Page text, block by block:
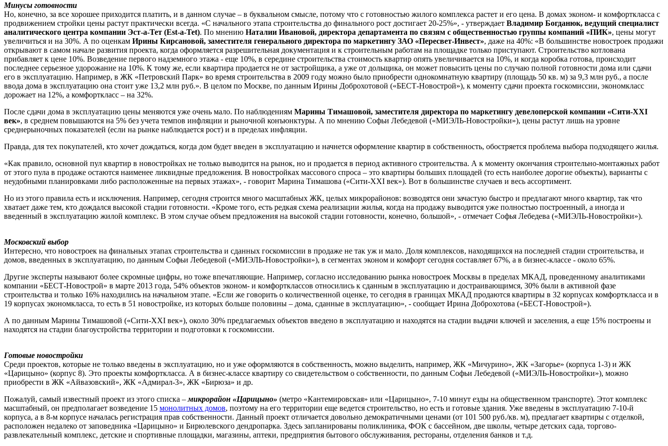
Минусы готовности
Но, конечно, за все хорошее приходится платить, и в данном случае – в буквальном смысле, потому что с готовностью жилого комплекса растет и его цена. В домах эконом- и комфорткласса с
продвижением стройки цены растут практически всегда. «С начального этапа строительства до финального рост достигает 20-25%», - утверждает Владимир Богданюк, ведущий специалист
аналитического центра компании Эст-а-Тет (Est-a-Tet). По мнению Наталии Ивановой, директора департамента по связям с общественностью группы компаний «ПИК», цены могут
увеличиться и на 30%. А по оценкам Ирины Кирсановой, заместителя генерального директора по маркетингу ЗАО «Пересвет-Инвест», даже на 40%: «В большинстве новостроек продажи
открывают в самом начале развития проекта, когда оформляется разрешительная документация и к строительным работам на площадке только приступают. Строительство котлована
прибавляет к цене 10%. Возведение первого надземного этажа - еще 10%, в середине строительства стоимость квартир опять увеличивается на 10%, и когда коробка готова, происходит
последнее серьезное удорожание на 10%. К тому же, если квартира продается не от застройщика, а уже от дольщика, он может повысить цены по случаю полной готовности дома или сдачи
его в эксплуатацию. Например, в ЖК «Петровский Парк» во время строительства в 2009 году можно было приобрести однокомнатную квартиру (площадь 50 кв. м) за 9,3 млн руб., а после
ввода дома в эксплуатацию она стоит уже 13,2 млн руб.». В целом по Москве, по данным Ирины Доброхотовой («БЕСТ-Новострой»), к моменту сдачи проекта госкомиссии, экономкласс
дорожает на 12%, а комфорткласс – на 32%.
После сдачи дома в эксплуатацию цены меняются уже очень мало. По наблюдениям Марины Тимашовой, заместителя директора по маркетингу девелоперской компании «Сити-XXI
век», в среднем повышаются на 5% без учета темпов инфляции и рыночной конъюнктуры. А по мнению Софьи Лебедевой («МИЭЛЬ-Новостройки»), цены растут лишь на уровне
среднерыночных показателей (если на рынке наблюдается рост) и в пределах инфляции.
Правда, для тех покупателей, кто хочет дождаться, когда дом будет введен в эксплуатацию и начнется оформление квартир в собственность, обостряется проблема выбора подходящего жилья.
«Как правило, основной пул квартир в новостройках не только выводится на рынок, но и продается в период активного строительства. А к моменту окончания строительно-монтажных работ
от этого пула в продаже остаются наименее ликвидные предложения. В новостройках массового спроса – это квартиры больших площадей (то есть наиболее дорогие объекты), варианты с
неудобными планировками либо расположенные на первых этажах», - говорит Марина Тимашова («Сити-XXI век»). Вот в большинстве случаев и весь ассортимент.
Но из этого правила есть и исключения. Например, сегодня строится много масштабных ЖК, целых микрорайонов: возводятся они зачастую быстро и предлагают много квартир, так что
хватает даже тем, кто дождался высокой стадии готовности. «Кроме того, есть редкая схема реализации жилья, когда на продажу выводится уже полностью построенный, а иногда и
введенный в эксплуатацию жилой комплекс. В этом случае объем предложения на высокой стадии готовности, конечно, большой», - отмечает Софья Лебедева («МИЭЛЬ-Новостройки»).
Московский выбор
Интересно, что новостроек на финальных этапах строительства и сданных госкомиссии в продаже не так уж и мало. Доля комплексов, находящихся на последней стадии строительства, и
домов, введенных в эксплуатацию, по данным Софьи Лебедевой («МИЭЛЬ-Новостройки»), в сегментах эконом и комфорт сегодня составляет 67%, а в бизнес-классе - около 65%.
Другие эксперты называют более скромные цифры, но тоже впечатляющие. Например, согласно исследованию рынка новостроек Москвы в пределах МКАД, проведенному аналитиками
компании «БЕСТ-Новострой» в марте 2013 года, 54% объектов эконом- и комфортклассов относились к сданным в эксплуатацию и достраивающимся, 30% были в активной фазе
строительства и только 16% находились на начальном этапе. «Если же говорить о количественной оценке, то сегодня в границах МКАД продаются квартиры в 32 корпусах комфорткласса и в
19 корпусах экономкласса, то есть в 51 новостройке, из которых больше половины – дома, сданные в эксплуатацию», - сообщает Ирина Доброхотова («БЕСТ-Новострой»).
А по данным Марины Тимашовой («Сити-XXI век»), около 30% предлагаемых объектов введено в эксплуатацию и находятся на стадии выдачи ключей и заселения, а еще 15% построены и
находятся на стадии благоустройства территории и подготовки к госкомиссии.
Готовые новостройки
Среди проектов, которые не только введены в эксплуатацию, но и уже оформляются в собственность, можно выделить, например, ЖК «Мичурино», ЖК «Загорье» (корпуса 1-3) и ЖК
«Царицыно» (корпус 8). Это проекты комфорткласса. А в бизнес-классе квартиру со свидетельством о собственности, по данным Софьи Лебедевой («МИЭЛЬ-Новостройки»), можно
приобрести в ЖК «Айвазовский», ЖК «Адмирал-3», ЖК «Бирюза» и др.
Пожалуй, самый известный проект из этого списка –микрорайон «Царицыно» (метро «Кантемировская» или «Царицыно», 7-10 минут езды на общественном транспорте). Этот комплекс
масштабный, он предполагает возведение 15 монолитных домов, поэтому на его территории еще ведется строительство, но есть и готовые здания. Уже введены в эксплуатацию 7-10-й
корпуса, а в 8-м корпусе началась регистрация прав собственности. Данный проект отличается довольно демократичными ценами (от 101 500 руб./кв. м), предлагает квартиры с отделкой,
расположен недалеко от заповедника «Царицыно» и Бирюлевского дендропарка. Здесь запланированы поликлиника, ФОК с бассейном, две школы, четыре детских сада, торгово-
развлекательный комплекс, детские и спортивные площадки, магазины, аптеки, предприятия бытового обслуживания, рестораны, отделения банков и т.д.